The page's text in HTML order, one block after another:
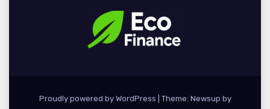
Proudly powered by WordPress
Theme: Newsup by